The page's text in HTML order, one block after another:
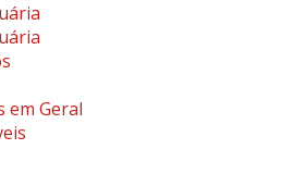
em Geral